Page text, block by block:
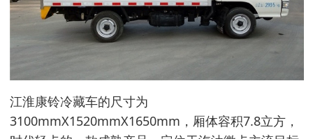
江淮康铃冷藏车的尺寸为
3100mmX1520mmX1650mm，厢体容积7.8立方，